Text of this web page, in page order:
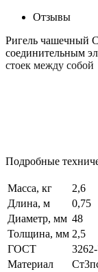
Отзывы
Ригель чашечный
соединительным
стоек между собой
Подробные
Масса, кг
2,6
Длина, м
0,75
Диаметр, мм 48
Толщина, мм 2,5
ГОСТ
Материал